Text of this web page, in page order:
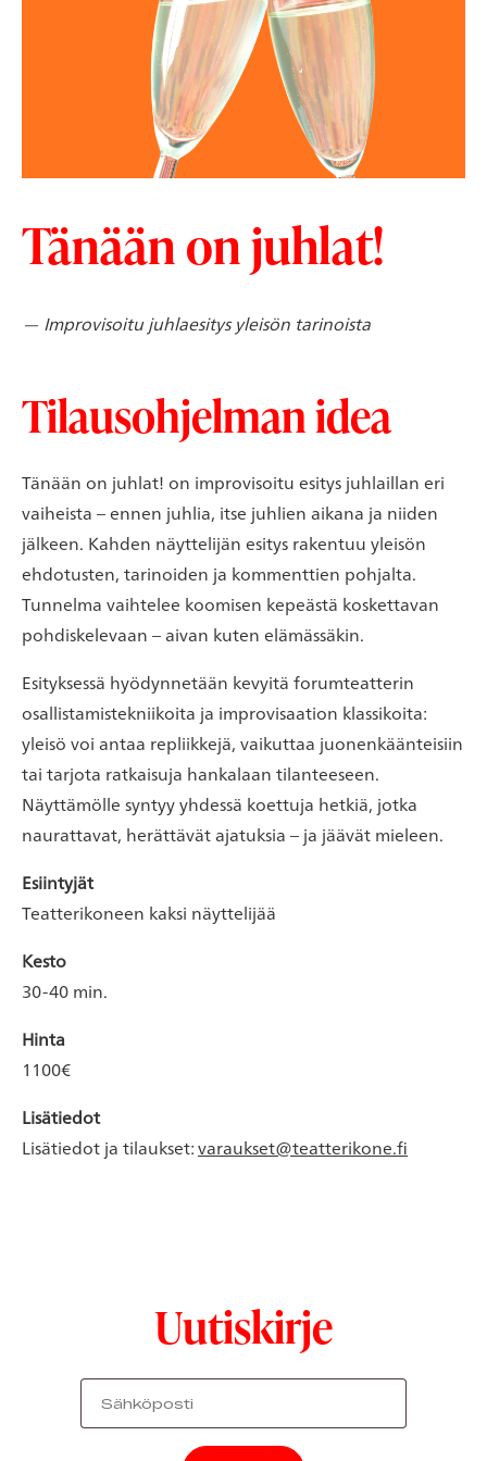
Tänään on juhlat!
— Improvisoitu juhlaesitys yleisön tarinoista
Tilausohjelman idea
Tänään on juhlat! on improvisoitu esitys juhlaillan eri
vaiheista – ennen juhlia, itse juhlien aikana ja niiden
jälkeen. Kahden näyttelijän esitys rakentuu yleisön
ehdotusten, tarinoiden ja kommenttien pohjalta.
Tunnelma vaihtelee koomisen kepeästä koskettavan
pohdiskelevaan – aivan kuten elämässäkin.
Esityksessä hyödynnetään kevyitä forumteatterin
osallistamistekniikoita ja improvisaation klassikoita:
yleisö voi antaa repliikkejä, vaikuttaa juonenkäänteisiin
tai tarjota ratkaisuja hankalaan tilanteeseen.
Näyttämölle syntyy yhdessä koettuja hetkiä, jotka
naurattavat, herättävät ajatuksia – ja jäävät mieleen.
Esiintyjät
Teatterikoneen kaksi näyttelijää
Kesto
30-40 min.
Hinta
1100€
Lisätiedot
Lisätiedot ja tilaukset:varaukset@teatterikone.fi
Uutiskirje